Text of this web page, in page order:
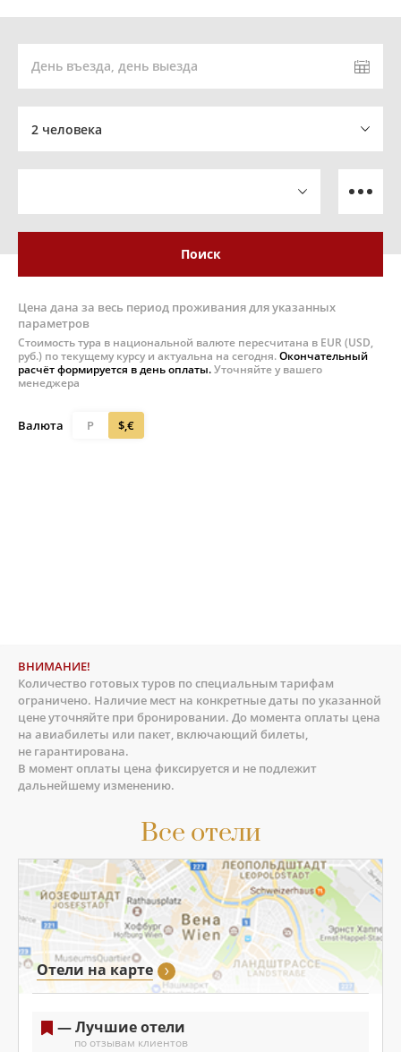
Все отели
Отели на карте
— Лучшие отели
по отзывам клиентов
День въезда, день выезда
2 человека
Поиск
Цена дана за весь период проживания для указанных
параметров
Стоимость тура в национальной валюте пересчитана в EUR (USD,
руб.) по текущему курсу и актуальна на сегодня.Окончательный
расчёт формируется в день оплаты.Уточняйте у вашего
менеджера
Валюта Р $,€
ВНИМАНИЕ!
Количество готовых туров по специальным тарифам
ограничено. Наличие мест на конкретные даты по указанной
цене уточняйте при бронировании. До момента оплаты цена
на авиабилеты или пакет, включающий билеты,
не гарантирована.
В момент оплаты цена фиксируется и не подлежит
дальнейшему изменению.